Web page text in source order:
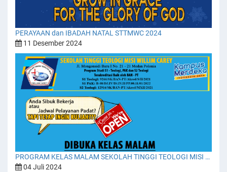
PERAYAAN dan IBADAH NATAL STTMWC 2024
11 Desember 2024
PROGRAM KELAS MALAM SEKOLAH TINGGI TEOLOGI MISI WILLIAM CAREY
04 Juli 2024